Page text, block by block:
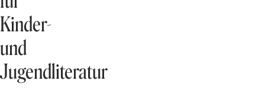
Kinder-
und
Jugendliteratur